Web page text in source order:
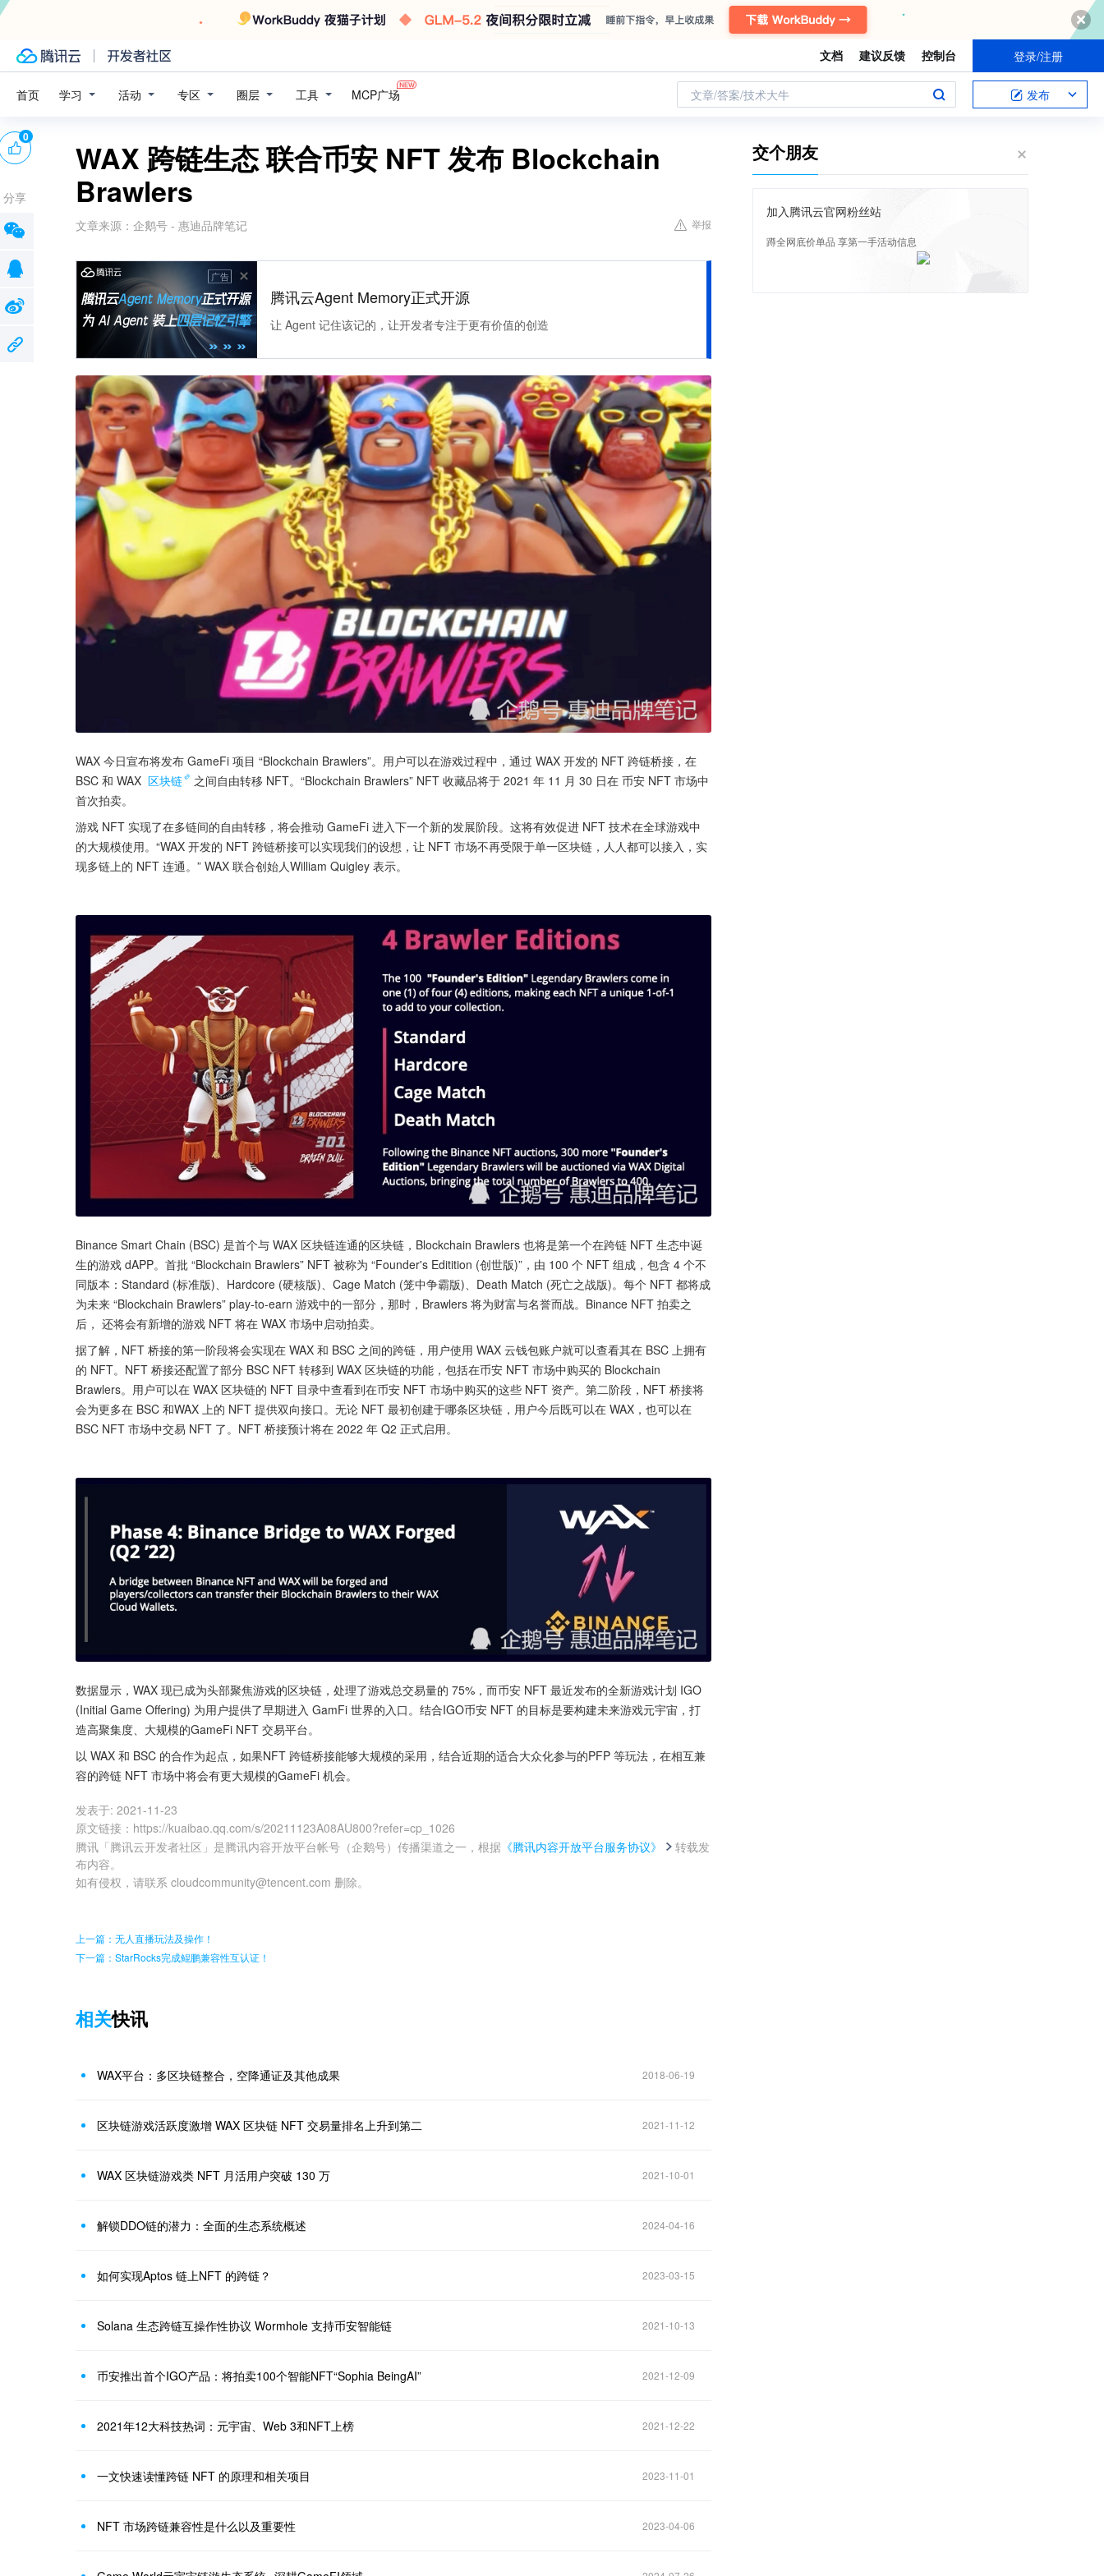
文档 建议反馈 控制台 登录/注册
首页 学习 活动 专区 圈层 工具 MCP广场 文章/答案/技术大牛 发布
WAX 跨链生态 联合币安 NFT 发布 Blockchain
Brawlers
文章来源： 企鹅号 - 惠迪品牌笔记 举报
广告
腾讯云Agent Memory正式开源
让 Agent 记住该记的，让开发者专注于更有价值的创造
WAX 今日宣布将发布 GameFi 项目 “Blockchain Brawlers”。用户可以在游戏过程中，通过 WAX 开发的 NFT 跨链桥接，在
BSC 和 WAX 区块链
之间自由转移 NFT。“Blockchain Brawlers” NFT 收藏品将于 2021 年 11 月 30 日在 币安 NFT 市场中
首次拍卖。
游戏 NFT 实现了在多链间的自由转移，将会推动 GameFi 进入下一个新的发展阶段。这将有效促进 NFT 技术在全球游戏中
的大规模使用。“WAX 开发的 NFT 跨链桥接可以实现我们的设想，让 NFT 市场不再受限于单一区块链，人人都可以接入，实
现多链上的 NFT 连通。” WAX 联合创始人William Quigley 表示。
Binance Smart Chain (BSC) 是首个与 WAX 区块链连通的区块链，Blockchain Brawlers 也将是第一个在跨链 NFT 生态中诞
生的游戏 dAPP。首批 “Blockchain Brawlers” NFT 被称为 “Founder's Editition (创世版)”，由 100 个 NFT 组成，包含 4 个不
同版本：Standard (标准版)、Hardcore (硬核版)、Cage Match (笼中争霸版)、Death Match (死亡之战版)。每个 NFT 都将成
为未来 “Blockchain Brawlers” play-to-earn 游戏中的一部分，那时，Brawlers 将为财富与名誉而战。Binance NFT 拍卖之
后， 还将会有新增的游戏 NFT 将在 WAX 市场中启动拍卖。
据了解，NFT 桥接的第一阶段将会实现在 WAX 和 BSC 之间的跨链，用户使用 WAX 云钱包账户就可以查看其在 BSC 上拥有
的 NFT。NFT 桥接还配置了部分 BSC NFT 转移到 WAX 区块链的功能，包括在币安 NFT 市场中购买的 Blockchain
Brawlers。用户可以在 WAX 区块链的 NFT 目录中查看到在币安 NFT 市场中购买的这些 NFT 资产。第二阶段，NFT 桥接将
会为更多在 BSC 和WAX 上的 NFT 提供双向接口。无论 NFT 最初创建于哪条区块链，用户今后既可以在 WAX，也可以在
BSC NFT 市场中交易 NFT 了。NFT 桥接预计将在 2022 年 Q2 正式启用。
数据显示，WAX 现已成为头部聚焦游戏的区块链，处理了游戏总交易量的 75%，而币安 NFT 最近发布的全新游戏计划 IGO
(Initial Game Offering) 为用户提供了早期进入 GamFi 世界的入口。结合IGO币安 NFT 的目标是要构建未来游戏元宇宙，打
造高聚集度、大规模的GameFi NFT 交易平台。
以 WAX 和 BSC 的合作为起点，如果NFT 跨链桥接能够大规模的采用，结合近期的适合大众化参与的PFP 等玩法，在相互兼
容的跨链 NFT 市场中将会有更大规模的GameFi 机会。
发表于: 2021-11-23
原文链接 ： https://kuaibao.qq.com/s/20211123A08AU800?refer=cp_1026
腾讯「腾讯云开发者社区」是腾讯内容开放平台帐号（企鹅号）传播渠道之一，根据 《腾讯内容开放平台服务协议》
转载发
布内容。
如有侵权，请联系 cloudcommunity@tencent.com 删除。
0
分享
上一篇：无人直播玩法及操作！
下一篇：StarRocks完成鲲鹏兼容性互认证！
相关快讯
WAX平台：多区块链整合，空降通证及其他成果 2018-06-19
区块链游戏活跃度激增 WAX 区块链 NFT 交易量排名上升到第二 2021-11-12
WAX 区块链游戏类 NFT 月活用户突破 130 万 2021-10-01
解锁DDO链的潜力：全面的生态系统概述 2024-04-16
如何实现Aptos 链上NFT 的跨链？ 2023-03-15
Solana 生态跨链互操作性协议 Wormhole 支持币安智能链 2021-10-13
币安推出首个IGO产品：将拍卖100个智能NFT“Sophia BeingAI” 2021-12-09
2021年12大科技热词：元宇宙、Web 3和NFT上榜 2021-12-22
一文快速读懂跨链 NFT 的原理和相关项目 2023-11-01
NFT 市场跨链兼容性是什么以及重要性 2023-04-06
交个朋友
加入腾讯云官网粉丝站
蹲全网底价单品 享第一手活动信息